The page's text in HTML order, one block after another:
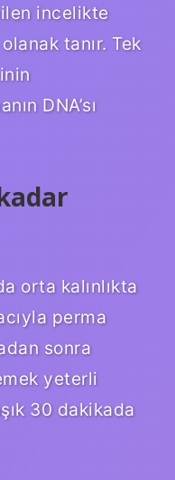
incelikte
tanır. Tek
DNA’sı
orta kalınlıkta
perma
sonra
yeterli
30 dakikada